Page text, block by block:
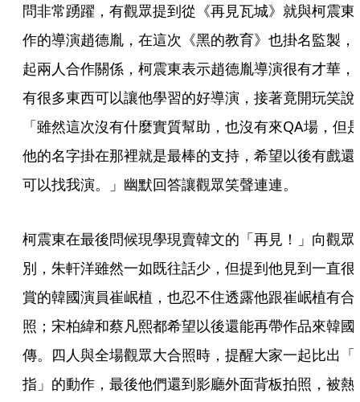
問非常踴躍，有觀眾提到從《再見瓦城》就與柯震東
作的導演趙德胤，在這次《黑的教育》也掛名監製，
起兩人合作關係，柯震東表示趙德胤導演很有才華，
有很多東西可以讓他學習的好導演，接著竟開玩笑說
「雖然這次沒有什麼實質幫助，也沒有來QA場，但
他的名字掛在那裡就是最棒的支持，希望以後有戲還
可以找我演。」幽默回答讓觀眾笑聲連連。
柯震東在最後問候現學現賣韓文的「再見！」向觀眾
別，朱軒洋雖然一如既往話少，但提到他見到一直很
賞的韓國演員崔岷植，也忍不住透露他跟崔岷植有合
照；宋柏緯和蔡凡熙都希望以後還能再帶作品來韓國
傳。四人與全場觀眾大合照時，提醒大家一起比出「
指」的動作，最後他們還到影廳外面背板拍照，被熱